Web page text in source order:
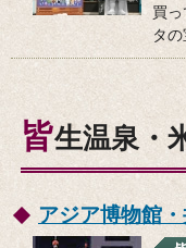
買
タの
皆生温泉・
アジア博物館